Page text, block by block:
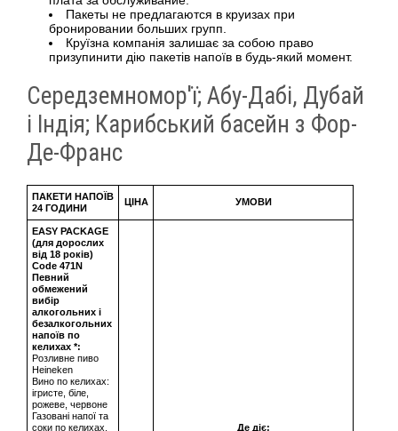
Пакеты не предлагаются в круизах при
бронировании больших групп.
Круїзна компанія залишає за собою право
призупинити дію пакетів напоїв в будь-який момент.
Середземномор'ї; Абу-Дабі, Дубай
і Індія; Карибський басейн з Фор-
Де-Франс
ПАКЕТИ НАПОЇВ
24 ГОДИНИ
ЦІНА УМОВИ
EASY PACKAGE
(для дорослих
від 18 років)
Сode 471N
Певний
обмежений
вибір
алкогольних і
безалкогольних
напоїв по
келихах *:
Розливне пиво
Heineken
Вино по келихах:
ігристе, біле,
рожеве, червоне
Газовані напої та
соки по келихах,
Де діє: